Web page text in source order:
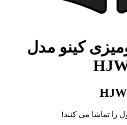
کینو مدل
را تماشا می کنند!